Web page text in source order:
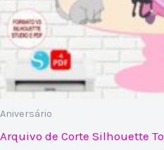
Aniversário
Arquivo de Corte Silhouette